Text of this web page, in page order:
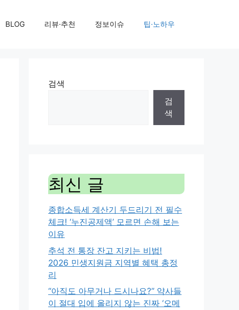
BLOG 리뷰·추천 정보이슈 팁·노하우
검색
검
색
최신 글
종합소득세 계산기 두드리기 전 필수
체크! ‘누진공제액’ 모르면 손해 보는
이유
추석 전 통장 잔고 지키는 비법!
2026 민생지원금 지역별 혜택 총정
리
“아직도 아무거나 드시나요?” 약사들
이 절대 입에 올리지 않는 진짜 ‘오메